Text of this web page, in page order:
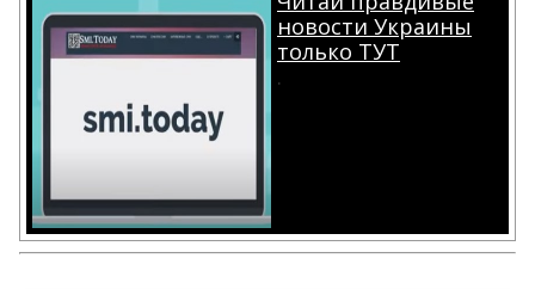
новости Украины
только ТУТ
.